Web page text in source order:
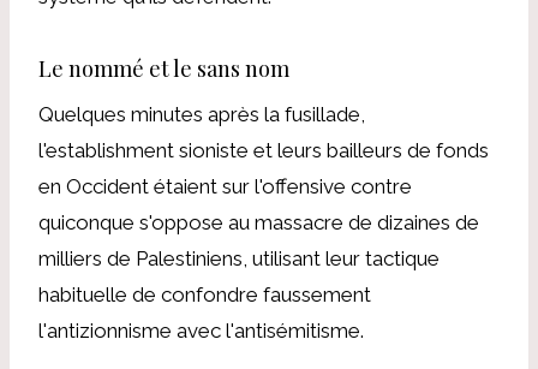
Le nommé et le sans nom
Quelques minutes après la fusillade,
l'establishment sioniste et leurs bailleurs de fonds
en Occident étaient sur l'offensive contre
quiconque s'oppose au massacre de dizaines de
milliers de Palestiniens, utilisant leur tactique
habituelle de confondre faussement
l'antizionnisme avec l'antisémitisme.